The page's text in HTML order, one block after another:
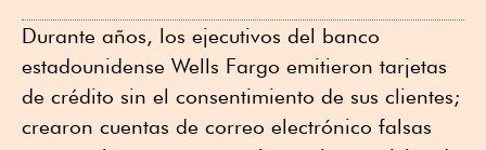
Durante años, los ejecutivos del banco
estadounidense Wells Fargo emitieron tarjetas
de crédito sin el consentimiento de sus clientes;
crearon cuentas de correo electrónico falsas